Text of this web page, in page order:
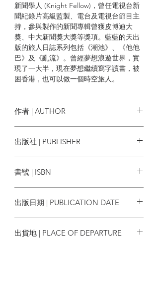
新聞學人 (Knight Fellow)，曾任電視台新
聞紀錄片高級監製、電台及電視台節目主
持，參與製作的新聞專輯曾獲皮博迪大
獎、中大新聞獎大獎等獎項。藍藍的天出
版的旅人日誌系列包括《潮池》、《他他
巴》及《亂流》。曾經夢想浪遊世界，實
現了一大半，現在夢想繼續寫字讀書，被
困香港，也可以做一個時空旅人。
作者 | AUTHOR
出版社 | PUBLISHER
書號 | ISBN
出版日期 | PUBLICATION DATE
出貨地 | PLACE OF DEPARTURE